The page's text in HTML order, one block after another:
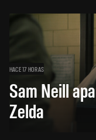
HACE 17 HORAS
Sam Neill
Zelda